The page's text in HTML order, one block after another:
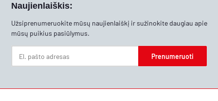
Naujienlaiškis:
Užsiprenumeruokite mūsų naujienlaiškį ir sužinokite daugiau apie
mūsų puikius pasiūlymus.
Prenumeruoti